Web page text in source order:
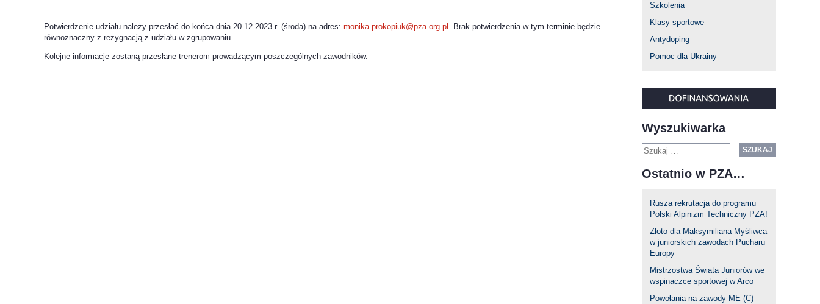
Szkolenia
Klasy sportowe
Antydoping
Pomoc dla Ukrainy
Wyszukiwarka
SZUKAJ
Ostatnio w PZA…
Rusza rekrutacja do programu
Polski Alpinizm Techniczny PZA!
Złoto dla Maksymiliana Myśliwca
w juniorskich zawodach Pucharu
Europy
Mistrzostwa Świata Juniorów we
wspinaczce sportowej w Arco
Powołania na zawody ME (C)
Potwierdzenie udziału należy przesłać do końca dnia 20.12.2023 r. (środa) na adres: monika.prokopiuk@pza.org.pl . Brak potwierdzenia w tym terminie będzie
równoznaczny z rezygnacją z udziału w zgrupowaniu.
Kolejne informacje zostaną przesłane trenerom prowadzącym poszczególnych zawodników.